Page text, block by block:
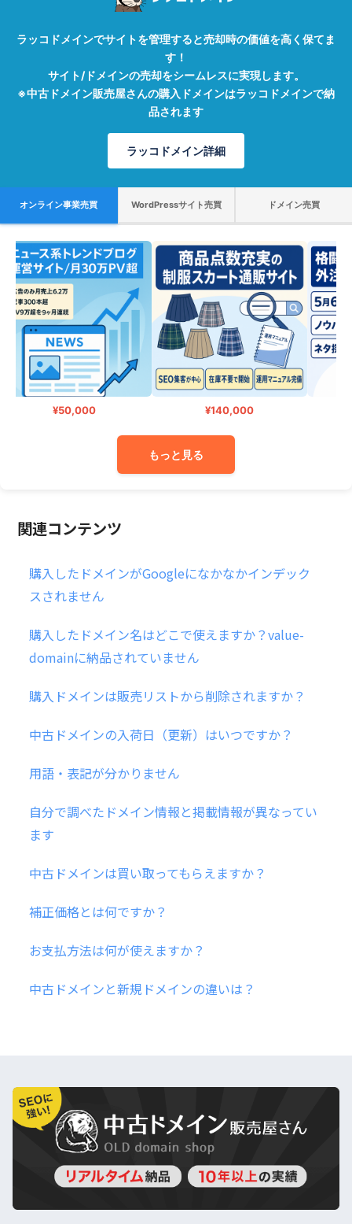
ラッコドメインでサイトを管理すると売却時の価値を高く保てま
す！
サイト/ドメインの売却をシームレスに実現します。
※中古ドメイン販売屋さんの購入ドメインはラッコドメインで納
品されます
ラッコドメイン詳細
オンライン事業売買 WordPressサイト売買 ドメイン売買
¥50,000 ¥140,000
もっと見る
関連コンテンツ
購入したドメインがGoogleになかなかインデック
スされません
購入したドメイン名はどこで使えますか？value-
domainに納品されていません
購入ドメインは販売リストから削除されますか？
中古ドメインの入荷日（更新）はいつですか？
用語・表記が分かりません
自分で調べたドメイン情報と掲載情報が異なってい
ます
中古ドメインは買い取ってもらえますか？
補正価格とは何ですか？
お支払方法は何が使えますか？
中古ドメインと新規ドメインの違いは？